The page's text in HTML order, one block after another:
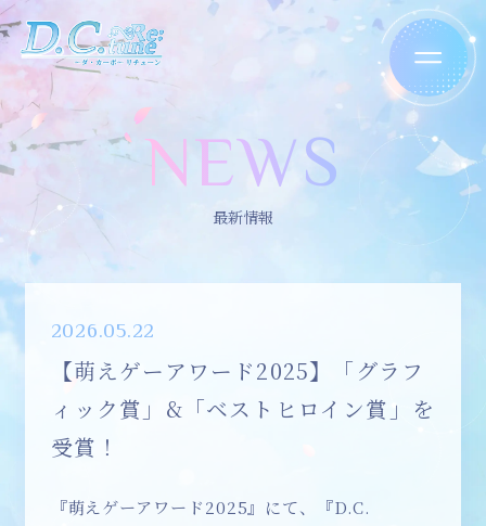
NEWS
最新情報
2026.05.22
【萌えゲーアワード2025】「グラフ
ィック賞」&「ベストヒロイン賞」を
受賞！
『萌えゲーアワード2025』にて、『D.C.